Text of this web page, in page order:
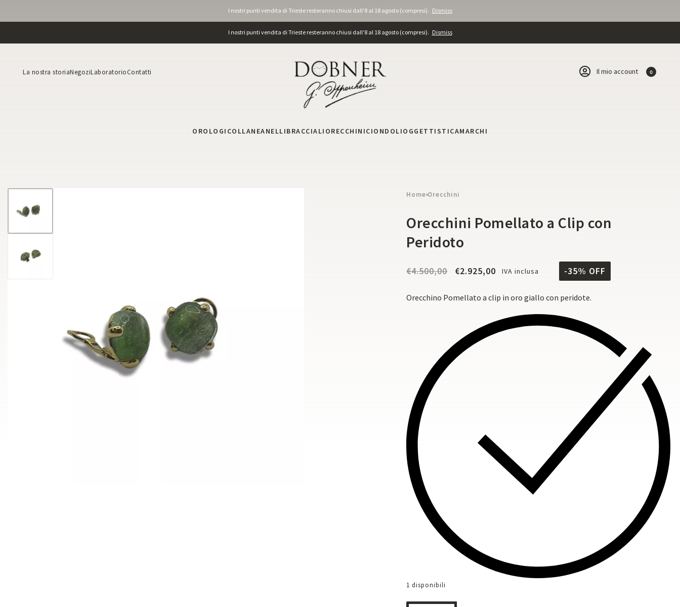
I nostri punti vendita di Trieste resteranno chiusi dall'8 al 18 agosto (compresi). Dismiss
I nostri punti vendita di Trieste resteranno chiusi dall'8 al 18 agosto (compresi). Dismiss
La nostra storiaNegoziLaboratorioContatti Il mio account 0
OROLOGI COLLANEANELLIBRACCIALI ORECCHINICIONDOLIOGGETTISTICAMARCHI
Home›Orecchini
Orecchini Pomellato a Clip con
Peridoto
€4.500,00 €2.925,00 IVA inclusa -35% OFF
Orecchino Pomellato a clip in oro giallo con peridote.
1 disponibili